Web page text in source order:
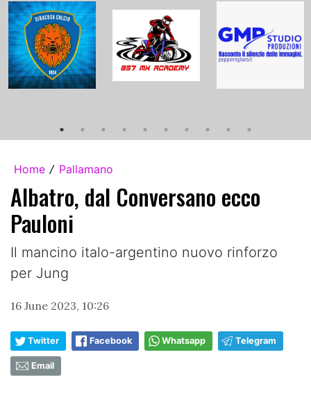
Home / Pallamano
Albatro, dal Conversano ecco
Pauloni
Il mancino italo-argentino nuovo rinforzo
per Jung
16 June 2023, 10:26
Twitter Facebook Whatsapp Telegram
Email